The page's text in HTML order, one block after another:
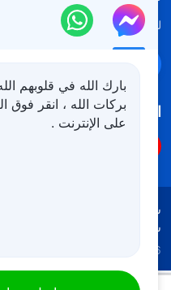
لقد نزلت المملكة بالفعل إلى
اتبعنا
شروط الاستخدام
سياسة ملفات تعريف الارتباط
Copyright © 2026
بارك الله في قلوبهم
بركات الله ، انقر فوق
على الإنترنت .